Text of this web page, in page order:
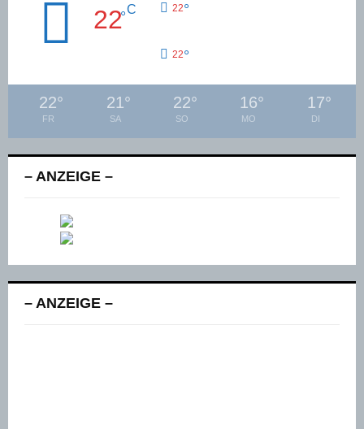
22°C 22°
22°
22°
FR
21°
SA
22°
SO
16°
MO
17°
DI
– ANZEIGE –
– ANZEIGE –